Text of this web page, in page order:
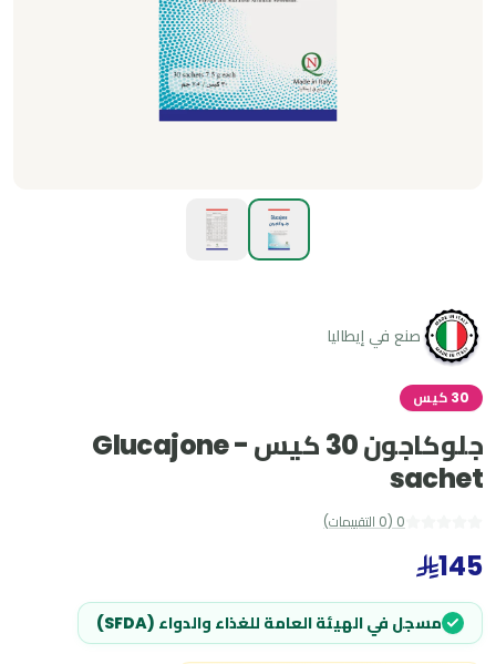
صنع في إيطاليا
30 كيس
جلوكاجون 30 كيس - Glucajone
sachet
0
(
0 التقييمات)
145
مسجل في الهيئة العامة للغذاء والدواء (SFDA)